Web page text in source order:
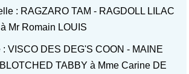
: RAGZARO TAM - RAGDOLL LILAC
Mr Romain LOUIS
: VISCO DES DEG'S COON - MAINE
TABBY à Mme Carine DE